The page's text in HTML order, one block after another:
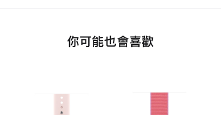
你可能也會喜歡